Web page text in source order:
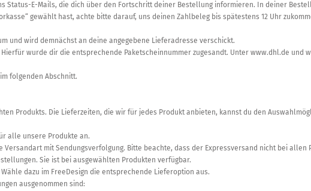
Status-E-Mails, die dich über den Fortschritt deiner Bestellung informieren. In deiner
gewählt hast, achte bitte darauf, uns deinen Zahlbeleg bis spätestens 12 Uhr
und wird demnächst an deine angegebene Lieferadresse verschickt.
wurde dir die entsprechende Paketscheinnummer zugesandt. Unter www.dhl.de und
folgenden Abschnitt.
Produkts. Die Lieferzeiten, die wir für jedes Produkt anbieten, kannst du den
alle unsere Produkte an.
mit Sendungsverfolgung. Bitte beachte, dass der Expressversand nicht bei
Sie ist bei ausgewählten Produkten verfügbar.
dazu im FreeDesign die entsprechende Lieferoption aus.
ausgenommen sind: